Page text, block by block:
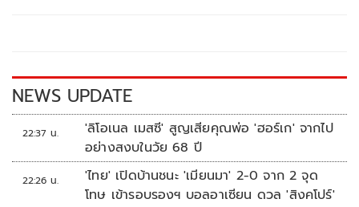
k k
NEWS UPDATE
22:37 น.
'ลิโอเนล เมสซี' สูญเสียคุณพ่อ 'ฮอร์เก' จากไป
อย่างสงบในวัย 68 ปี
22:26 น.
'ไทย' เปิดบ้านชนะ 'เมียนมา' 2-0 จาก 2 จุด
โทษ เข้ารอบรองฯ บอลอาเซียน ดวล 'สิงคโปร์'